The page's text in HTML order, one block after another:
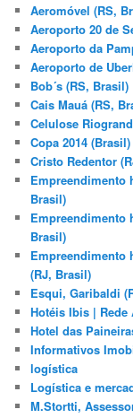
i
s
a
r
Aeromóvel (RS,
Aeroporto 20 de
Aeroporto da
Aeroporto de
Bob´s (RS, Brasil)
Cais Mauá (RS,
Celulose
Copa 2014 (Brasil)
Cristo Redentor
Empreendimento
Brasil)
Empreendimento
Brasil)
Empreendimento
(RJ, Brasil)
Esqui, Garibaldi
Hotéis Ibis | Rede
Hotel das
Informativos
logística
Logística e
M.Stortti,